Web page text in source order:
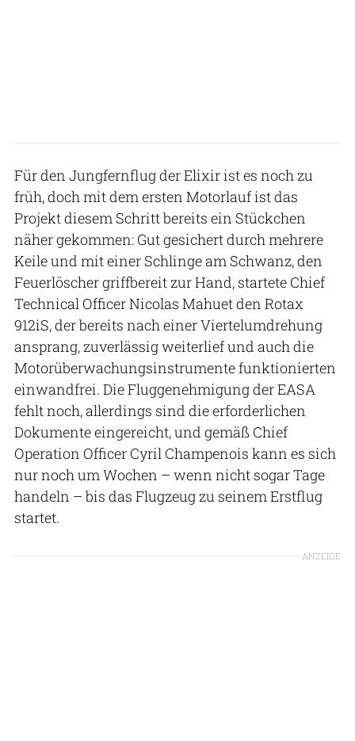
Für den Jungfernflug der Elixir ist es noch zu
früh, doch mit dem ersten Motorlauf ist das
Projekt diesem Schritt bereits ein Stückchen
näher gekommen: Gut gesichert durch mehrere
Keile und mit einer Schlinge am Schwanz, den
Feuerlöscher griffbereit zur Hand, startete Chief
Technical Officer Nicolas Mahuet den Rotax
912iS, der bereits nach einer Viertelumdrehung
ansprang, zuverlässig weiterlief und auch die
Motorüberwachungsinstrumente funktionierten
einwandfrei. Die Fluggenehmigung der EASA
fehlt noch, allerdings sind die erforderlichen
Dokumente eingereicht, und gemäß Chief
Operation Officer Cyril Champenois kann es sich
nur noch um Wochen – wenn nicht sogar Tage
handeln – bis das Flugzeug zu seinem Erstflug
startet.
ANZEIGE